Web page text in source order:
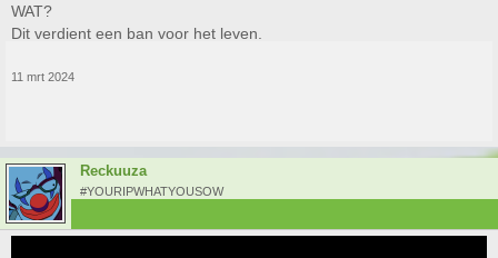
WAT?
Dit verdient een ban voor het leven.
11 mrt 2024
Reckuuza
#YOURIPWHATYOUSOW